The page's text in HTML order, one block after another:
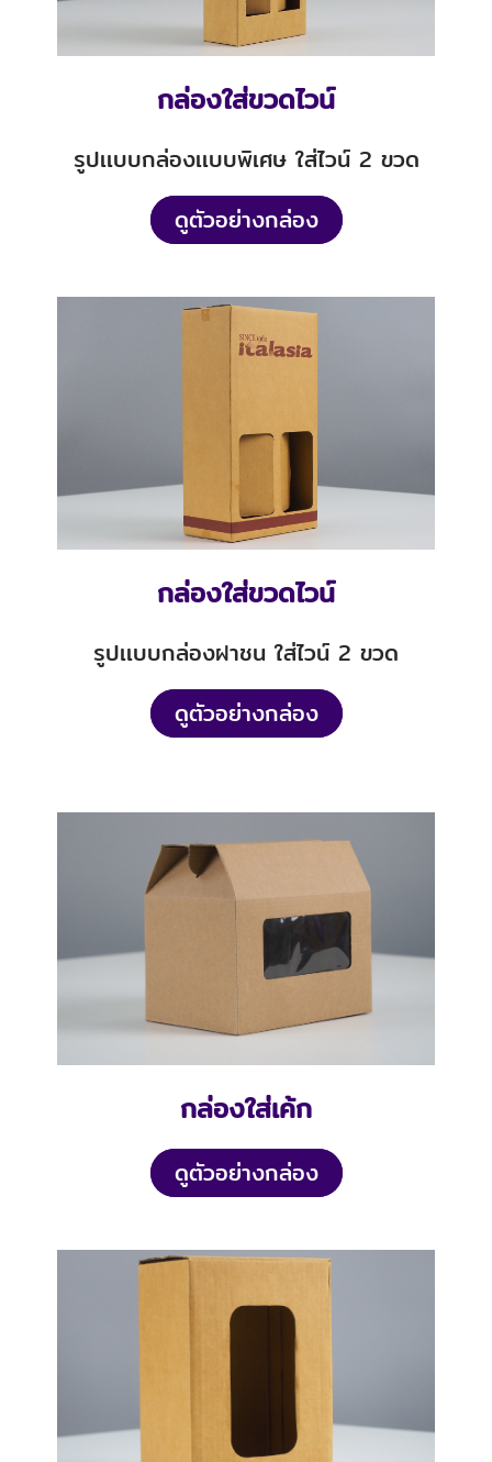
กล่องใส่ขวดไวน์
รูปเเบบกล่องเเบบพิเศษ ใส่ไวน์ 2 ขวด
ดูตัวอย่างกล่อง
กล่องใส่ขวดไวน์
รูปเเบบกล่องฝาชน ใส่ไวน์ 2 ขวด
ดูตัวอย่างกล่อง
กล่องใส่เค้ก
ดูตัวอย่างกล่อง